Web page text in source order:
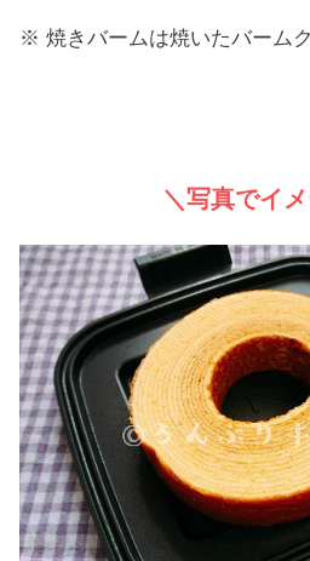
※ 焼きバームは焼いたバーム
＼写真でイ